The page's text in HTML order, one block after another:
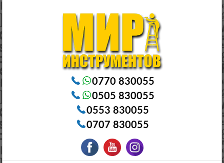
0770 830055
0505 830055
0553 830055
0707 830055